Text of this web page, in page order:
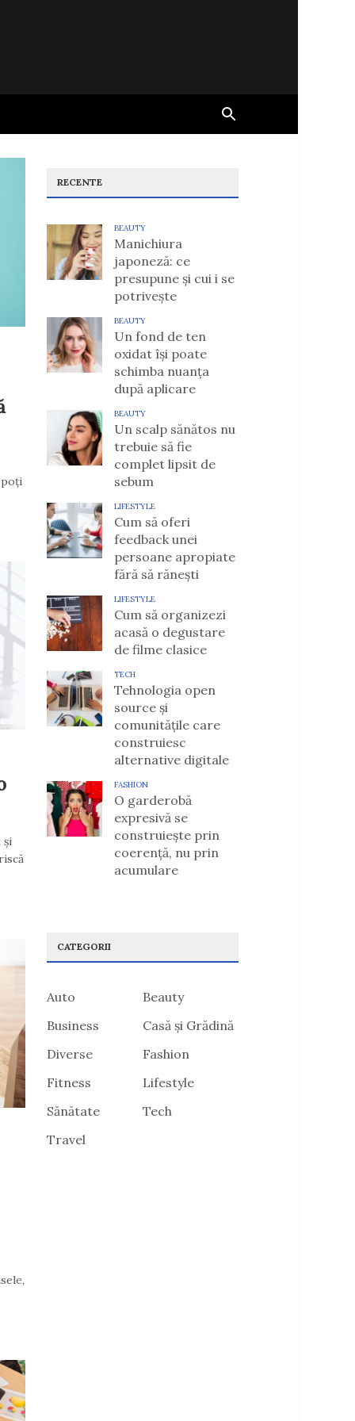
și
RECENTE
BEAUTY
Manichiura
japoneză: ce
presupune și cui i se
potrivește
BEAUTY
Un fond de ten
oxidat își poate
schimba nuanța
după aplicare
BEAUTY
Un scalp sănătos nu
trebuie să fie
complet lipsit de
sebum
LIFESTYLE
Cum să oferi
feedback unei
persoane apropiate
fără să rănești
LIFESTYLE
Cum să organizezi
acasă o degustare
de filme clasice
TECH
Tehnologia open
source și
comunitățile care
construiesc
alternative digitale
FASHION
O garderobă
expresivă se
construiește prin
coerență, nu prin
acumulare
CATEGORII
Auto
Beauty
Business
Casă și Grădină
Diverse
Fashion
Fitness
Lifestyle
Sănătate
Tech
Travel